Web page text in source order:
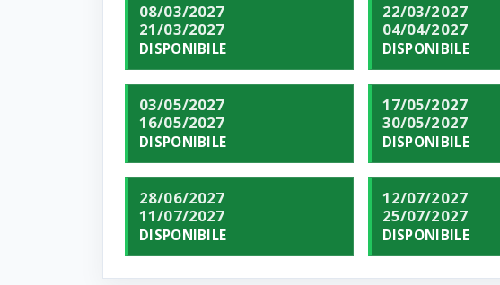
08/03/2027
21/03/2027
DISPONIBILE
22/03/2027
04/04/2027
DISPONIBILE
03/05/2027
16/05/2027
DISPONIBILE
17/05/2027
30/05/2027
DISPONIBILE
28/06/2027
11/07/2027
DISPONIBILE
12/07/2027
25/07/2027
DISPONIBILE